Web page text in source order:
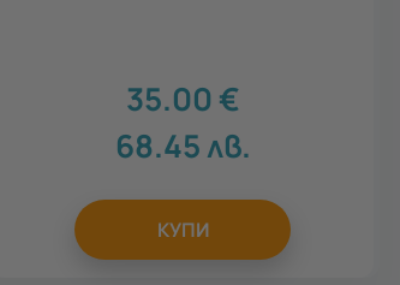
35.00€
68.45лв.
КУПИ